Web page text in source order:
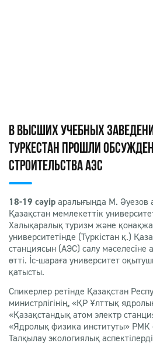
В ВЫСШИХ УЧЕБНЫХ
ТУРКЕСТАН ПРОШЛИ
СТРОИТЕЛЬСТВА АЭС
18-19 сәуіраралығында М. Әуезов
Қазақстан мемлекеттік
Халықаралық туризм және
университетінде (Түркістан қ.)
станциясын (АЭС) салу мәселесіне
өтті. Іс-шараға университет
қатысты.
Спикерлер ретінде Қазақстан
министрлігінің, «ҚР Ұлттық
«Қазақстандық атом электр
«Ядролық физика институты» РМК
Талқылау экологиялық